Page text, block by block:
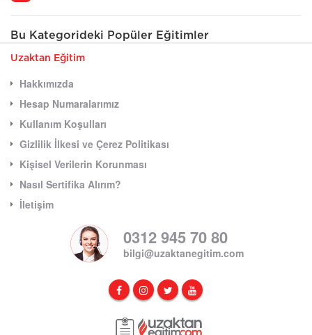
Bu Kategorideki Popüler Eğitimler
Uzaktan Eğitim
Hakkımızda
Hesap Numaralarımız
Kullanım Koşulları
Gizlilik İlkesi ve Çerez Politikası
Kişisel Verilerin Korunması
Nasıl Sertifika Alırım?
İletişim
0312 945 70 80
bilgi@uzaktanegitim.com